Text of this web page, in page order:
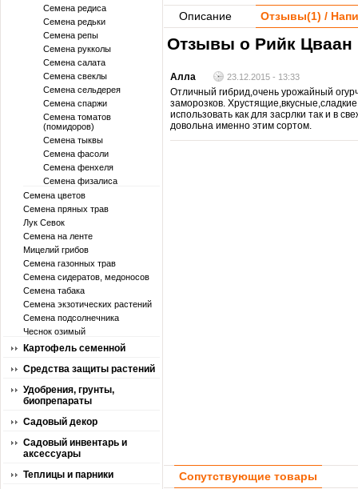
Семена редиса
Семена редьки
Семена репы
Семена рукколы
Семена салата
Семена свеклы
Семена сельдерея
Семена спаржи
Семена томатов
(помидоров)
Семена тыквы
Семена фасоли
Семена фенхеля
Семена физалиса
Семена цветов
Семена пряных трав
Лук Севок
Семена на ленте
Мицелий грибов
Семена газонных трав
Семена сидератов, медоносов
Семена табака
Семена экзотических растений
Семена подсолнечника
Чеснок озимый
Картофель семенной
Средства защиты растений
Удобрения, грунты,
биопрепараты
Садовый декор
Садовый инвентарь и
аксессуары
Теплицы и парники
Описание Отзывы(1) /
Отзывы о Рийк Цваан
Алла 23.12.2015 - 13:33
Отличный гибрид,очень урожайный
заморозков.
использовать как для засрлки так и в
довольна именно этим сортом.
Сопутствующие товары